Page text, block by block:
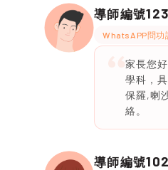
導師編號
WhatsAPP問功
家長您
學科，
保羅,喇
絡。
導師編號